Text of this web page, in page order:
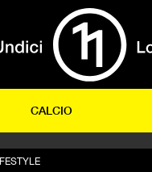
CALCIO